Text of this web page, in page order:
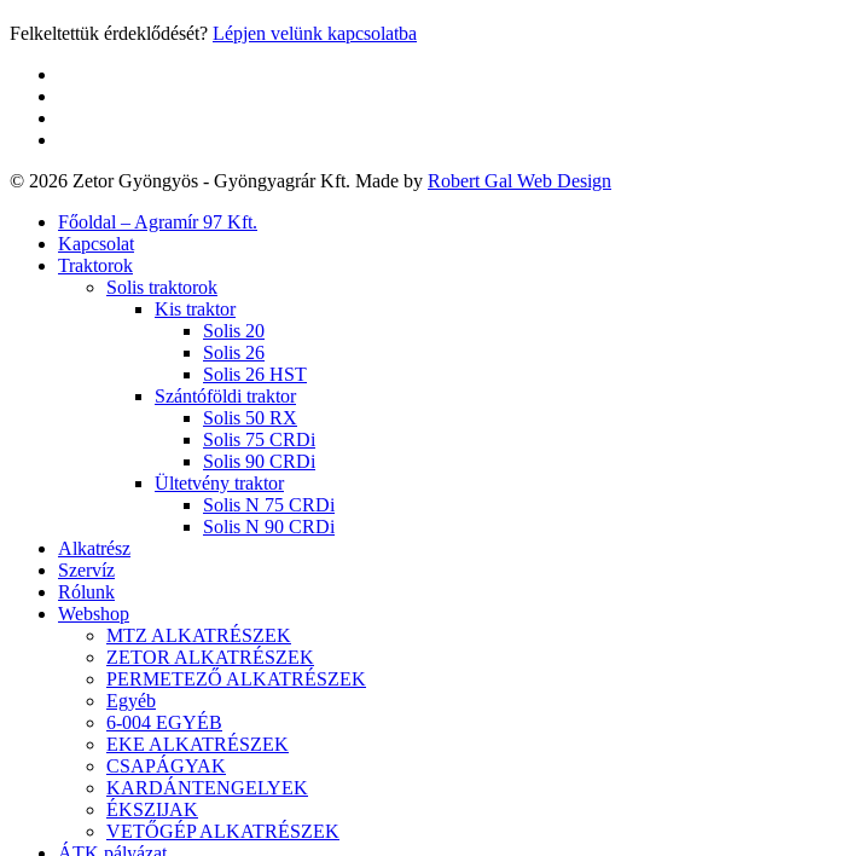
Felkeltettük érdeklődését? Lépjen velünk kapcsolatba
© 2026 Zetor Gyöngyös - Gyöngyagrár Kft. Made by Robert Gal Web Design
Close
Menu
Főoldal – Agramír 97 Kft.
Kapcsolat
Traktorok
Solis traktorok
Kis traktor
Solis 20
Solis 26
Solis 26 HST
Szántóföldi traktor
Solis 50 RX
Solis 75 CRDi
Solis 90 CRDi
Ültetvény traktor
Solis N 75 CRDi
Solis N 90 CRDi
Alkatrész
Szervíz
Rólunk
Webshop
MTZ ALKATRÉSZEK
ZETOR ALKATRÉSZEK
PERMETEZŐ ALKATRÉSZEK
Egyéb
6-004 EGYÉB
EKE ALKATRÉSZEK
CSAPÁGYAK
KARDÁNTENGELYEK
ÉKSZIJAK
VETŐGÉP ALKATRÉSZEK